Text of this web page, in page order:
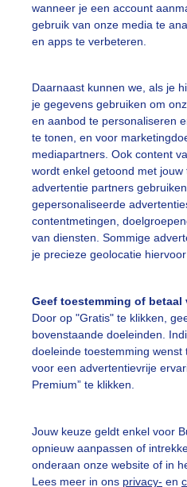
wanneer je een account
gebruik van onze media te
en apps te verbeteren.
Daarnaast kunnen we, als je
je gegevens gebruiken om
en aanbod te personaliseren
te tonen, en voor
mediapartners. Ook content
wordt enkel getoond met
advertentie partners
gepersonaliseerde
contentmetingen,
van diensten. Sommige
je precieze geolocatie
Geef toestemming of betaal
Door op "Gratis" te klikken,
bovenstaande doeleinden.
doeleinde toestemming wenst
voor een advertentievrije
Premium” te klikken.
Jouw keuze geldt enkel voor
opnieuw aanpassen of
onderaan onze website of in
Lees meer in ons privacy- en
schaatsweer nog
ria brasser Gemaakt: 03-01-
slideshow
vragen